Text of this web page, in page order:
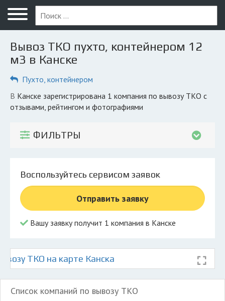
Меню
Главная
Вопрос юристу
Компании
Экоблог
© 2026 Все права защищены
Вывоз ТКО пухто, контейнером 12
м3 в Канске
Пухто, контейнером
в Канске зарегистрирована 1 компания по вывозу ТКО с
отзывами, рейтингом и фотографиями
ФИЛЬТРЫ
Воспользуйтесь сервисом заявок
Отправить заявку
Вашу заявку получит 1 компания в Канске
ТКО на карте Канска
Список компаний по вывозу ТКО